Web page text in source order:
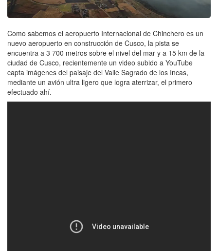
Como sabemos el aeropuerto Internacional de Chinchero es un
nuevo aeropuerto en construcción de Cusco, la pista se
encuentra a 3 700 metros sobre el nivel del mar y a 15 km de la
ciudad de Cusco, recientemente un video subido a YouTube
capta imágenes del paisaje del Valle Sagrado de los Incas,
mediante un avión ultra ligero que logra aterrizar, el primero
efectuado ahí.